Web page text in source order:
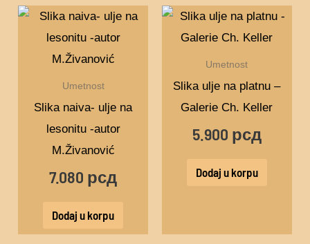
Umetnost
Slika naiva- ulje na
lesonitu -autor
M.Živanović
7.080 рсд
Dodaj u korpu
Umetnost
Slika ulje na platnu –
Galerie Ch. Keller
5.900 рсд
Dodaj u korpu